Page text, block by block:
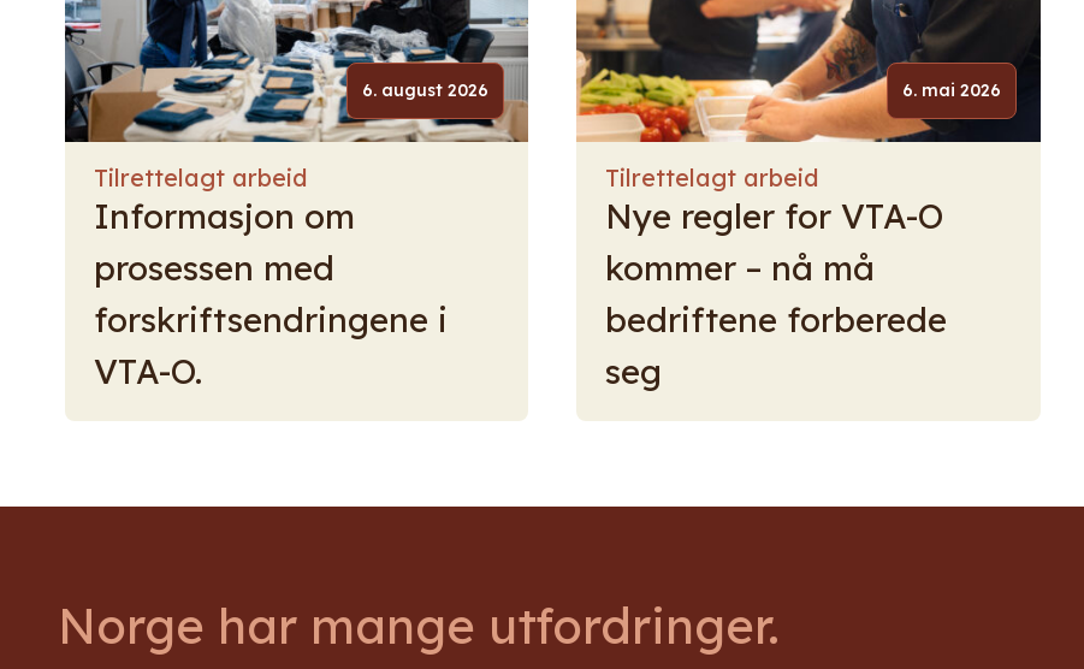
Tilrettelagt arbeid
6. august 2026
Informasjon om
prosessen med
forskriftsendringene i
VTA-O.
Tilrettelagt arbeid
6. mai 2026
Nye regler for VTA-O
kommer – nå må
bedriftene forberede
seg
Norge har mange utfordringer.